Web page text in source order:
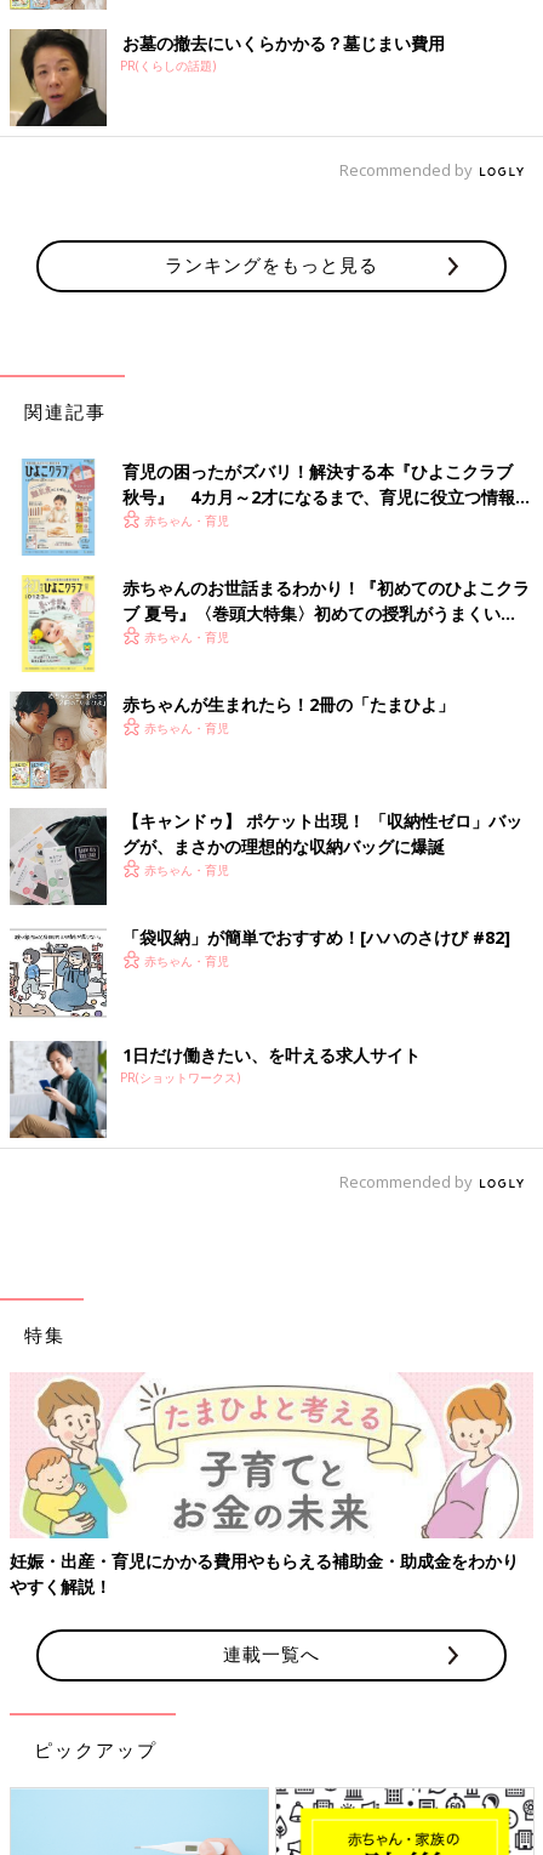
お墓の撤去にいくらかかる？墓じまい費用
PR(くらしの話題)
Recommended by
ランキングをもっと見る
関連記事
育児の困ったがズバリ！解決する本『ひよこクラブ
秋号』 4カ月～2才になるまで、育児に役立つ情報が
いっぱい！
赤ちゃん・育児
赤ちゃんのお世話まるわかり！『初めてのひよこクラ
ブ 夏号』〈巻頭大特集〉初めての授乳がうまくい
く！ おっぱい・ミルクの基本と夏のトラブル 解決テ
赤ちゃん・育児
赤ちゃんが生まれたら！2冊の「たまひよ」
赤ちゃん・育児
【キャンドゥ】 ポケット出現！ 「収納性ゼロ」バッ
グが、まさかの理想的な収納バッグに爆誕
赤ちゃん・育児
「袋収納」が簡単でおすすめ！[ハハのさけび #82]
赤ちゃん・育児
1日だけ働きたい、を叶える求人サイト
PR(ショットワークス)
Recommended by
特集
妊娠・出産・育児にかかる費用やもらえる補助金・助成金をわかり
やすく解説！
連載一覧へ
ピックアップ